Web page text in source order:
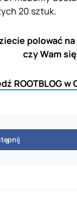
20 sztuk.
polować
czy Wam
ROOTBLOG w